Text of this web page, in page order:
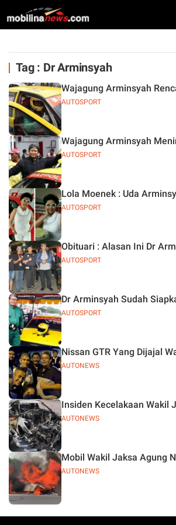
Tag : Dr Arminsyah
AUTOSPORT
Wajagung Arminsyah
AUTOSPORT
Wajagung Arminsyah
AUTOSPORT
Lola Moenek : Uda
AUTOSPORT
Obituari : Alasan Ini Dr
AUTOSPORT
Dr Arminsyah Sudah
AUTONEWS
Nissan GTR Yang Dijajal
AUTONEWS
Insiden Kecelakaan Wakil
AUTONEWS
Mobil Wakil Jaksa Agung